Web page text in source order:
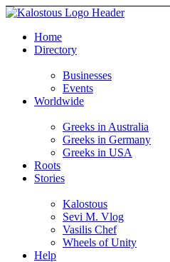
Home
Directory
Businesses
Events
Worldwide
Greeks in Australia
Greeks in Germany
Greeks in USA
Roots
Stories
Kalostous
Sevi M. Vlog
Vasilis Chef
Wheels of Unity
Help